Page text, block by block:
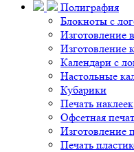
Полиграфия
Блокноты с
Изготовление
Изготовление
Календари с
Настольные
Кубарики
Печать наклеек
Офсетная
Изготовление
Печать